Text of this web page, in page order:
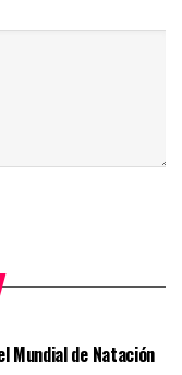
Mundial de Natación